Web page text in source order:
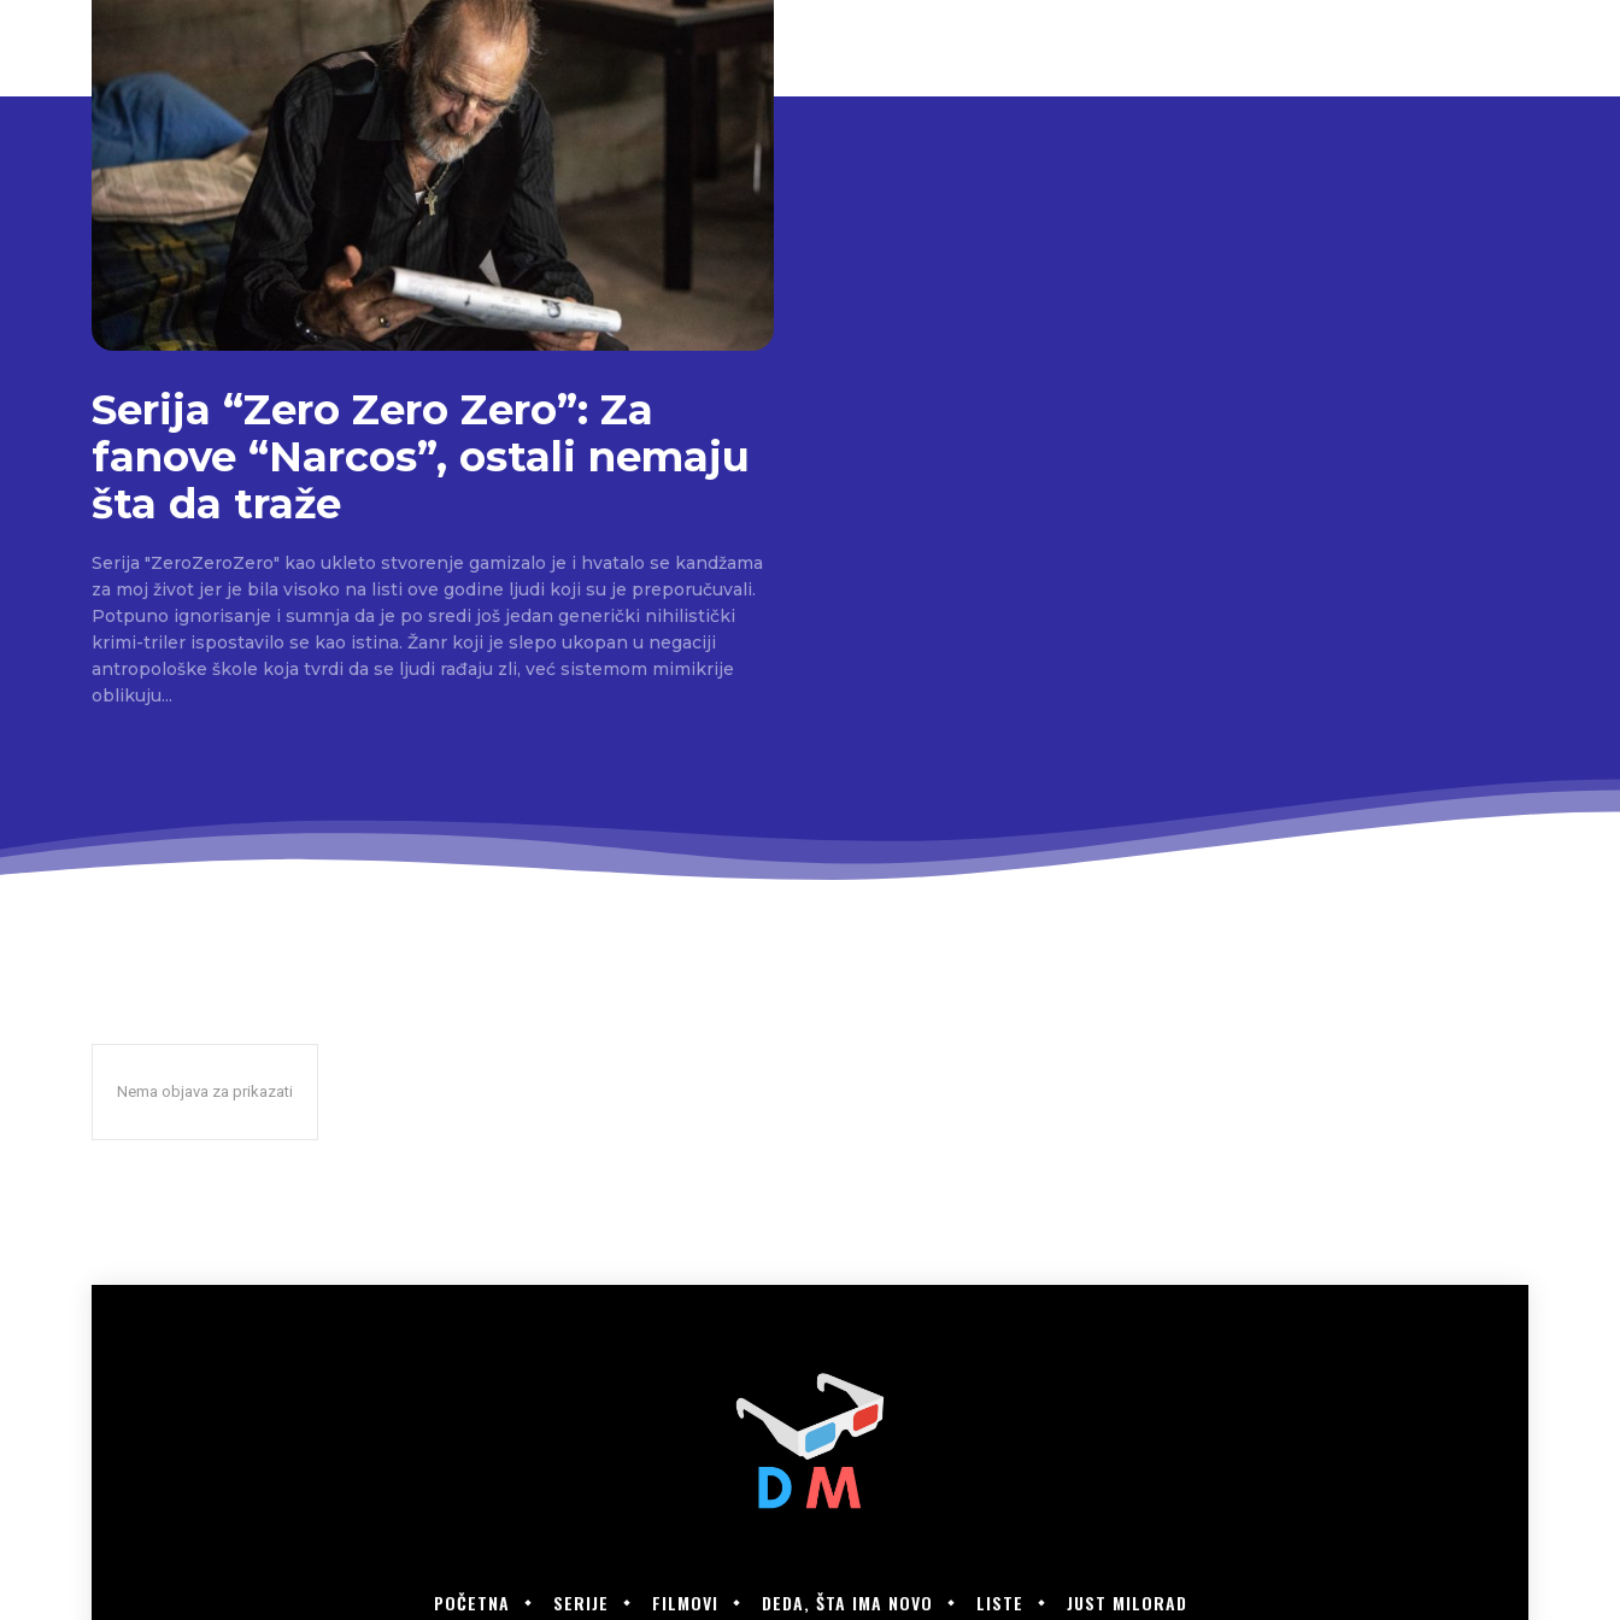
Serija “Zero Zero Zero”: Za
fanove “Narcos”, ostali nemaju
šta da traže
Serija "ZeroZeroZero" kao ukleto stvorenje gamizalo je i hvatalo se kandžama
za moj život jer je bila visoko na listi ove godine ljudi koji su je preporučuvali.
Potpuno ignorisanje i sumnja da je po sredi još jedan generički nihilistički
krimi-triler ispostavilo se kao istina. Žanr koji je slepo ukopan u negaciji
antropološke škole koja tvrdi da se ljudi rađaju zli, već sistemom mimikrije
oblikuju...
Nema objava za prikazati
POČETNA SERIJE FILMOVI DEDA, ŠTA IMA NOVO LISTE JUST MILORAD